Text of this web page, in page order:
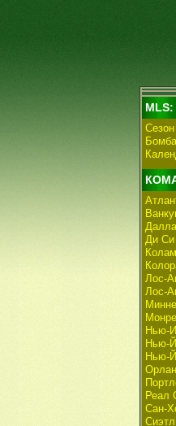
MLS:
Ди
Лос-
Лос-
Нью-
Нью-
Нью-
Реал
Сан-
Сиэтл